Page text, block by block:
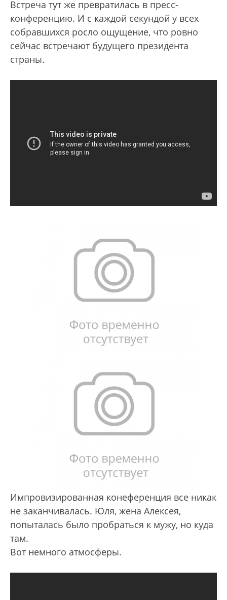
Встреча тут же превратилась в пресс-
конференцию. И с каждой секундой у всех
собравшихся росло ощущение, что ровно
сейчас встречают будущего президента
страны.
Импровизированная конеференция все никак
не заканчивалась. Юля, жена Алексея,
попыталась было пробраться к мужу, но куда
там.
Вот немного атмосферы.